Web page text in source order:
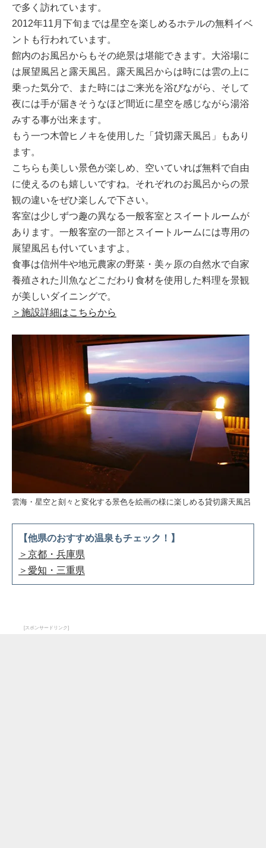
で多く訪れています。
2012年11月下旬までは星空を楽しめるホテルの無料イベ
ントも行われています。
館内のお風呂からもその絶景は堪能できます。大浴場に
は展望風呂と露天風呂。露天風呂からは時には雲の上に
乗った気分で、また時にはご来光を浴びながら、そして
夜には手が届きそうなほど間近に星空を感じながら湯浴
みする事が出来ます。
もう一つ木曽ヒノキを使用した「貸切露天風呂」もあり
ます。
こちらも美しい景色が楽しめ、空いていれば無料で自由
に使えるのも嬉しいですね。それぞれのお風呂からの景
観の違いをぜひ楽しんで下さい。
客室は少しずつ趣の異なる一般客室とスイートルームが
あります。一般客室の一部とスイートルームには専用の
展望風呂も付いていますよ。
食事は信州牛や地元農家の野菜・美ヶ原の自然水で自家
養殖された川魚などこだわり食材を使用した料理を景観
が美しいダイニングで。
＞施設詳細はこちらから
雲海・星空と刻々と変化する景色を絵画の様に楽しめる貸切露天風呂
【他県のおすすめ温泉もチェック！】
＞京都・兵庫県
＞愛知・三重県
[スポンサードリンク]